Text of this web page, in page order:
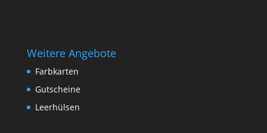
Weitere Angebote
Farbkarten
Gutscheine
Leerhülsen